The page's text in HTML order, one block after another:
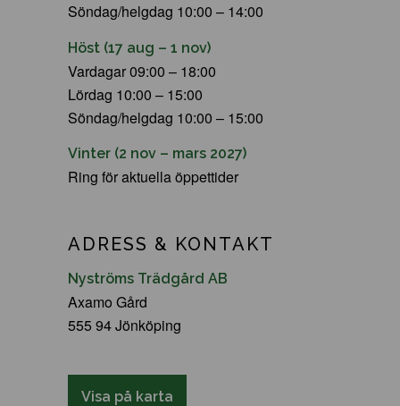
Söndag/helgdag 10:00 – 14:00
Höst (17 aug – 1 nov)
Vardagar 09:00 – 18:00
Lördag 10:00 – 15:00
Söndag/helgdag 10:00 – 15:00
Vinter (2 nov – mars 2027)
Ring för aktuella öppettider
ADRESS & KONTAKT
Nyströms Trädgård AB
Axamo Gård
555 94 Jönköping
Visa på karta